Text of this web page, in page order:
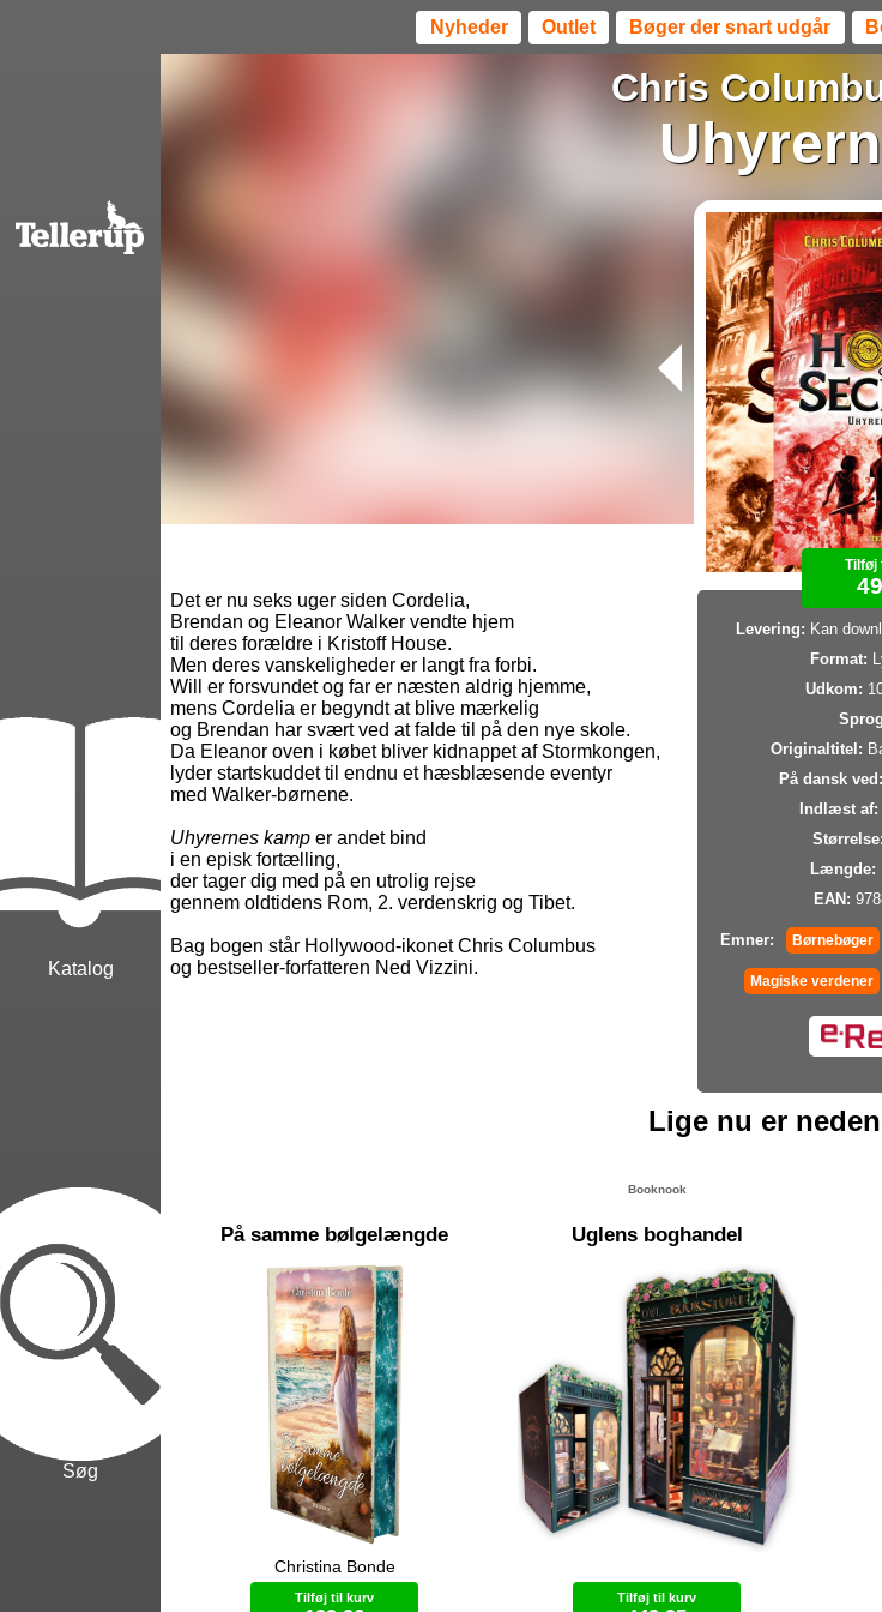
Nyheder Outlet Bøger der snart udgår
Katalog
Søg
Chris
Tilføj
Levering: Kan
Format:
Udkom:
Originaltitel:
På dansk ved:
Indlæst af:
Størrelse:
Længde:
EAN:
Emner: Børnebøger
Magiske verdener
Det er nu seks uger siden Cordelia,
Brendan og Eleanor Walker vendte hjem
til deres forældre i Kristoff House.
Men deres vanskeligheder er langt fra forbi.
Will er forsvundet og far er næsten aldrig hjemme,
mens Cordelia er begyndt at blive mærkelig
og Brendan har svært ved at falde til på den nye skole.
Da Eleanor oven i købet bliver kidnappet af Stormkongen,
lyder startskuddet til endnu et hæsblæsende eventyr
med Walker-børnene.
Uhyrernes kamper andet bind
i en episk fortælling,
der tager dig med på en utrolig rejse
gennem oldtidens Rom, 2. verdenskrig og Tibet.
Bag bogen står Hollywood-ikonet Chris Columbus
og bestseller-forfatteren Ned Vizzini.
Lige nu er
På samme bølgelængde
”Når to bølger med samme
bølgelængde mødes, kan de enten
forstærke eller svække hinanden,
Christina Bonde
Tilføj til kurv
Booknook
Uglens boghandel
Booknook! En Booknook er et mini-
landskab eller miniature-rum du selv
Tilføj til kurv
skal